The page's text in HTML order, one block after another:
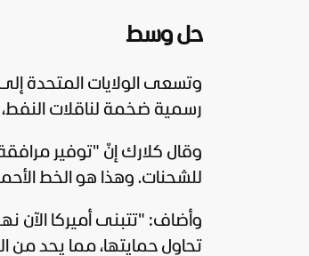
حل وسط
وتسعى الولايات المتحدة
رسمية ضخمة لناقلات
وقال كلارك إنّ "توفير
للشحنات. وهذا هو الخط
وأضاف: "تتبنى أميركا الآن
تحاول حمايتها، مما يحد من